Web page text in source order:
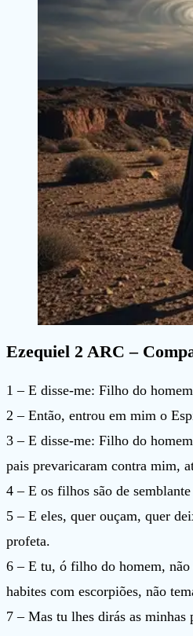
Ezequiel 2 ARC –
1 – E disse-me: Filho do
2 – Então, entrou em mim o
3 – E disse-me: Filho do
pais prevaricaram contra mim,
4 – E os filhos são de
5 – E eles, quer ouçam, quer
profeta.
6 – E tu, ó filho do homem, não
habites com escorpiões, não
7 – Mas tu lhes dirás as minhas